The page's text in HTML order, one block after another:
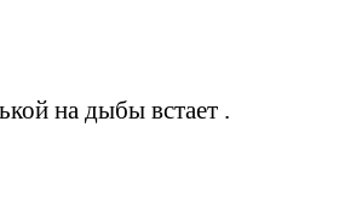
на дыбы встает .